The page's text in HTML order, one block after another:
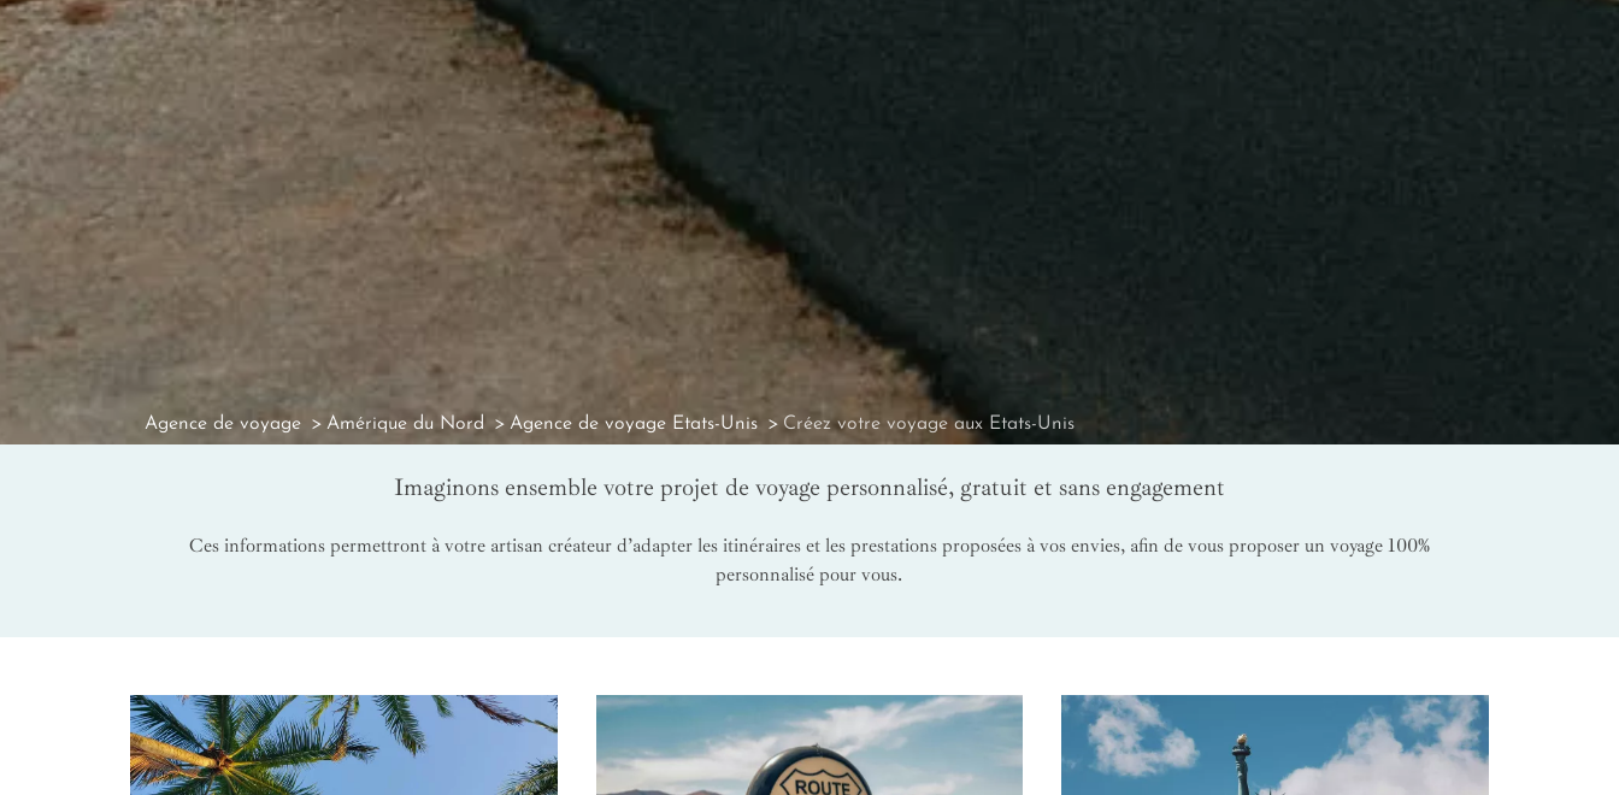
Agence de voyage Amérique du Nord Agence de voyage Etats-Unis Créez votre voyage aux Etats-Unis
Imaginons ensemble votre projet de voyage personnalisé, gratuit et sans engagement
Ces informations permettront à votre artisan créateur d’adapter les itinéraires et les prestations proposées à vos envies, afin de vous proposer un voyage 100%
personnalisé pour vous.